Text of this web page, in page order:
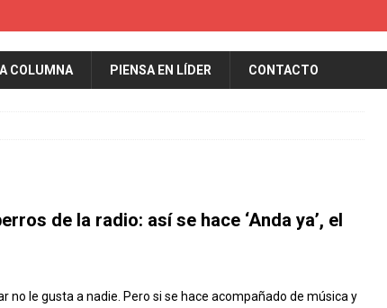
COLUMNA PIENSA EN LÍDER CONTACTO
de la radio: así se hace ‘Anda ya’, el
no le gusta a nadie. Pero si se hace acompañado de música y